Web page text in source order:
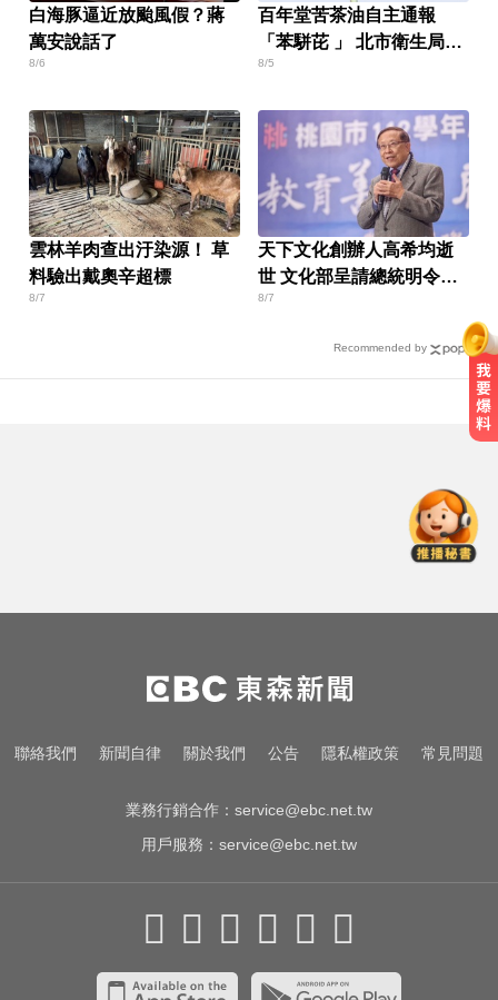
白海豚逼近放颱風假？蔣
萬安說話了
8/6
百年堂苦茶油自主通報
「苯駢芘 」 北市衛生局火
速下架
8/5
雲林羊肉查出汙染源！ 草
料驗出戴奧辛超標
8/7
天下文化創辦人高希均逝
世 文化部呈請總統明令褒
揚
8/7
Recommended by
德喊：此時不生待何時
千金股跌落神壇！國巨收540元 分
析師：只是剛開始
中職／日本女星松川星首次來台開
聯絡我們 新聞自律 關於我們 公告 隱私權政策 常見問題
業務行銷合作： service@ebc.net.tw
用戶服務： service@ebc.net.tw